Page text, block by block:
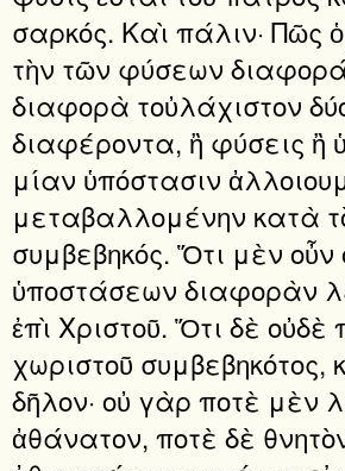
σαρκός. Καὶ πάλιν· Πῶς
τὴν τῶν φύσεων
διαφορὰ τοὐλάχιστον
διαφέροντα, ἢ φύσεις ἢ
μίαν ὑπόστασιν
μεταβαλλομένην κατὰ
συμβεβηκός. Ὅτι μὲν οὖν
ὑποστάσεων διαφορὰν
ἐπὶ Χριστοῦ. Ὅτι δὲ οὐδὲ
χωριστοῦ συμβεβηκότος,
δῆλον· οὐ γὰρ ποτὲ μὲν
ἀθάνατον, ποτὲ δὲ